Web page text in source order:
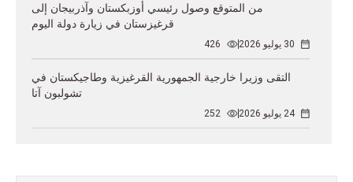
من المتوقع وصول رئيسي أوزبكستان وآذربيجان إلى
قرغيزستان في زيارة دولة اليوم
30 يوليو 2026 426
التقى وزيرا خارجية الجمهورية القرغيزية وطاجيكستان في
تشولبون آتا
24 يوليو 2026 252